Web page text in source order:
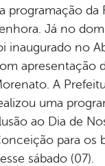
programação da
Já no
inaugurado no
apresentação
A
uma
ao Dia de
para os
sábado (07).